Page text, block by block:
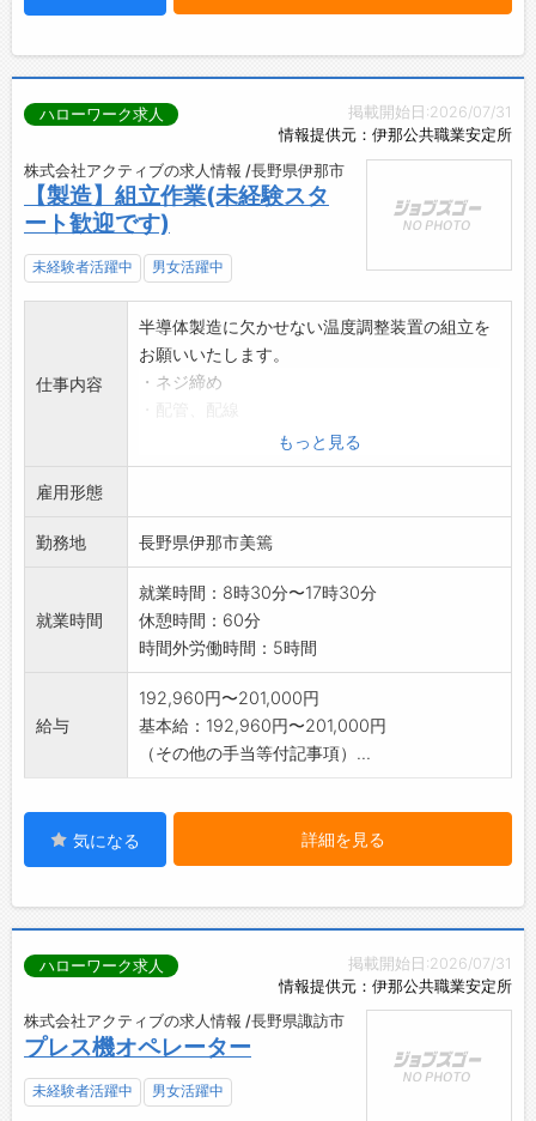
掲載開始日:2026/07/31
情報提供元：伊那公共職業安定所
ハローワーク求人
株式会社アクティブの求人情報 /長野県伊那市
【製造】組立作業(未経験スタ
ート歓迎です)
未経験者活躍中 男女活躍中
仕事内容
半導体製造に欠かせない温度調整装置の組立を
お願いいたします。
・ネジ締め
・ラベル張り など
安心してスタートしていただける環境です!
変更範囲:変更なし
もっと見る
雇用形態
勤務地 長野県伊那市美篶
就業時間
就業時間：8時30分〜17時30分
休憩時間：60分
時間外労働時間：5時間
給与
192,960円〜201,000円
基本給：192,960円〜201,000円
（その他の手当等付記事項）...
気になる 詳細を見る
掲載開始日:2026/07/31
情報提供元：伊那公共職業安定所
ハローワーク求人
株式会社アクティブの求人情報 /長野県諏訪市
プレス機オペレーター
未経験者活躍中 男女活躍中